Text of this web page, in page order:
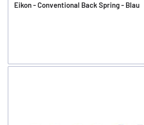
Eikon - Conventional Back Spring - Blau